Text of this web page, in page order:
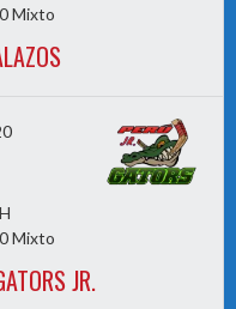
Mixto
Mixto
JR.